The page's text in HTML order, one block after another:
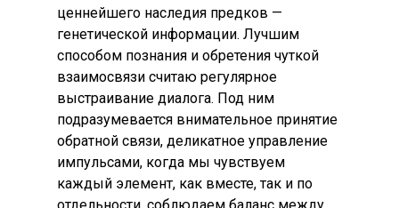
ценнейшего наследия предков —
генетической информации. Лучшим
способом познания и обретения чуткой
взаимосвязи считаю регулярное
выстраивание диалога. Под ним
подразумевается внимательное принятие
обратной связи, деликатное управление
импульсами, когда мы чувствуем
каждый элемент, как вместе, так и по